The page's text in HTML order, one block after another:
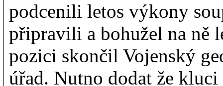
podcenili letos výkony
připravili a bohužel na ně
pozici skončil Vojenský
úřad. Nutno dodat že